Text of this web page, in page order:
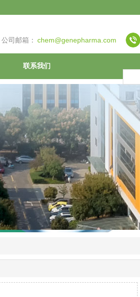
公司邮箱： chem@genepharma.com
联系我们